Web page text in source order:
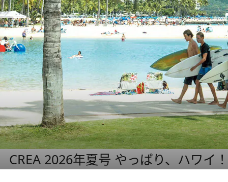
CREA 2026年夏号 やっぱり、ハワイ